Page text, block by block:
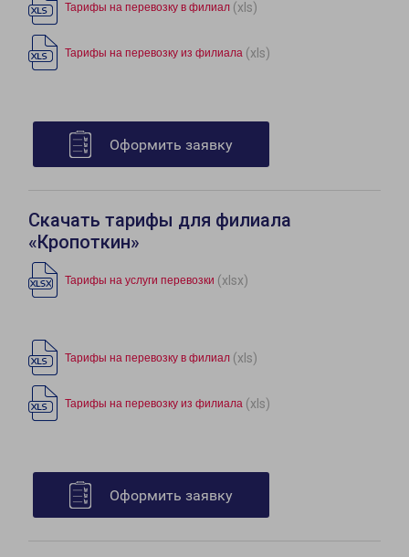
Тарифы на перевозку в филиал (xls)
Тарифы на перевозку из филиала (xls)
Оформить заявку
Скачать тарифы для филиала
«Кропоткин»
Тарифы на услуги перевозки (xlsx)
Тарифы на перевозку в филиал (xls)
Тарифы на перевозку из филиала (xls)
Оформить заявку